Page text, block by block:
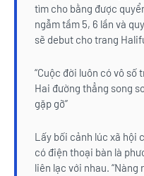
tìm cho bằng được
ngẫm tầm 5, 6 lần và
sẽ debut cho trang
“Cuộc đời luôn có vô số
Hai đường thẳng song
gặp gỡ”
Lấy bối cảnh lúc xã hội
có điện thoại bàn là
liên lạc với nhau. “Nàng